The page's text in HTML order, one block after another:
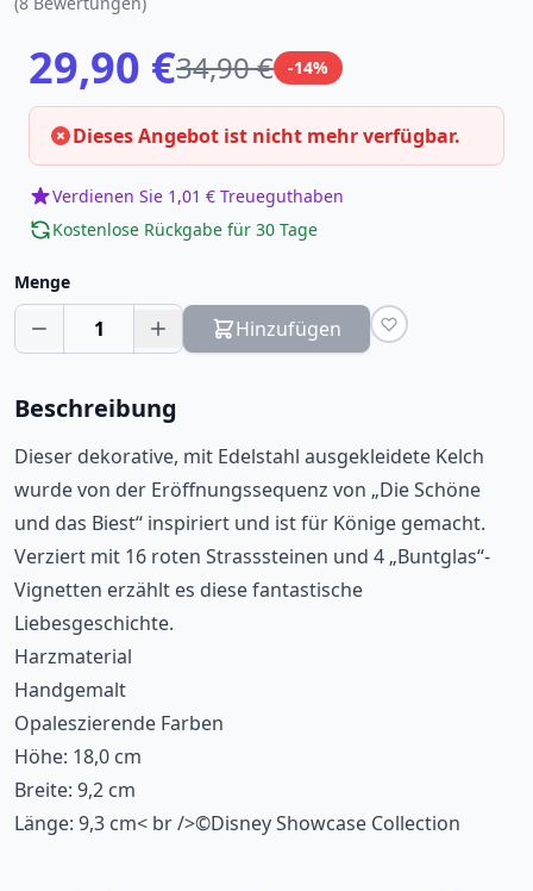
29,90 €34,90 € -14%
Dieses Angebot ist nicht mehr verfügbar.
Verdienen Sie 1,01 € Treueguthaben
Kostenlose Rückgabe für 30 Tage
Menge
1 Hinzufügen
Beschreibung
Dieser dekorative, mit Edelstahl ausgekleidete Kelch
wurde von der Eröffnungssequenz von „Die Schöne
und das Biest“ inspiriert und ist für Könige gemacht.
Verziert mit 16 roten Strasssteinen und 4 „Buntglas“-
Vignetten erzählt es diese fantastische
Liebesgeschichte.
Harzmaterial
Handgemalt
Opaleszierende Farben
Höhe: 18,0 cm
Breite: 9,2 cm
Länge: 9,3 cm< br />©Disney Showcase Collection